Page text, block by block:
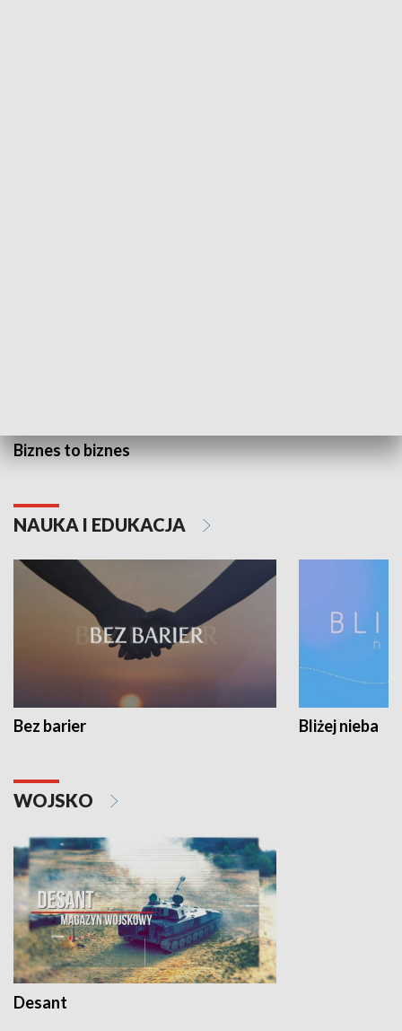
Biznes to biznes
NAUKA I EDUKACJA
Bez barier Bliżej nieba
WOJSKO
Desant